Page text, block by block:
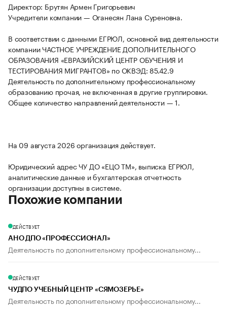
Директор: Брутян Армен Григорьевич
Учредители компании — Оганесян Лана Суреновна.
В соответствии с данными ЕГРЮЛ, основной вид деятельности
компании ЧАСТНОЕ УЧРЕЖДЕНИЕ ДОПОЛНИТЕЛЬНОГО
ОБРАЗОВАНИЯ «ЕВРАЗИЙСКИЙ ЦЕНТР ОБУЧЕНИЯ И
ТЕСТИРОВАНИЯ МИГРАНТОВ» по ОКВЭД: 85.42.9
Деятельность по дополнительному профессиональному
образованию прочая, не включенная в другие группировки.
Общее количество направлений деятельности — 1.
На 09 августа 2026 организация действует.
Юридический адрес ЧУ ДО «ЕЦО ТМ», выписка ЕГРЮЛ,
аналитические данные и бухгалтерская отчетность
организации доступны в системе.
Похожие компании
ДЕЙСТВУЕТ
АНО ДПО «ПРОФЕССИОНАЛ»
Деятельность по дополнительному профессиональному...
ДЕЙСТВУЕТ
ЧУДПО УЧЕБНЫЙ ЦЕНТР «СЯМОЗЕРЬЕ»
Деятельность по дополнительному профессиональному...